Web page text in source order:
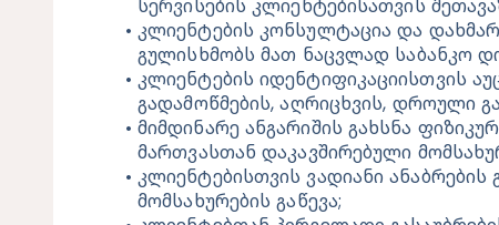
სერვისების კლიენტებისათვის
კლიენტების კონსულტაცია და
გულისხმობს მათ ნაცვლად საბანკო
კლიენტების იდენტიფიკაციისთვის
გადამოწმების, აღრიცხვის, დროული
მიმდინარე ანგარიშის გახსნა
მართვასთან დაკავშირებული
კლიენტებისთვის ვადიანი
მომსახურების გაწევა;